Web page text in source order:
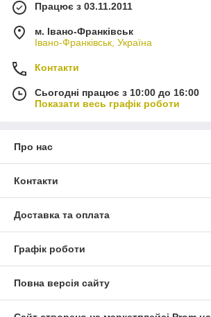
Працює з 03.11.2011
м. Івано-Франківськ
Івано-Франківськ, Україна
Контакти
Сьогодні працює з 10:00 до 16:00
Показати весь графік роботи
Про нас
Контакти
Доставка та оплата
Графік роботи
Повна версія сайту